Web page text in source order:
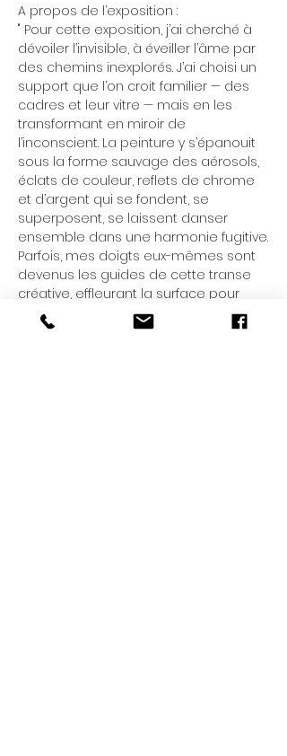
A propos de l’exposition :
" Pour cette exposition, j’ai cherché à
dévoiler l’invisible, à éveiller l’âme par
des chemins inexplorés. J’ai choisi un
support que l’on croit familier — des
cadres et leur vitre — mais en les
transformant en miroir de
l’inconscient. La peinture y s’épanouit
sous la forme sauvage des aérosols,
éclats de couleur, reflets de chrome
et d’argent qui se fondent, se
superposent, se laissent danser
ensemble dans une harmonie fugitive.
Parfois, mes doigts eux-mêmes sont
devenus les guides de cette transe
créative, effleurant la surface pour
graver les pensées spontanées,
dénudant le matériau jusqu’à ce